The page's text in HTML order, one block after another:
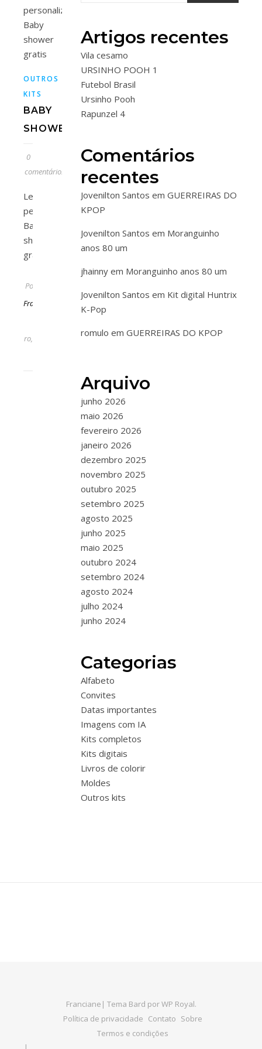
OUTROS
KITS
BABY
SHOWER
0
comentários
Lembrancinha
personalizada
Baby
shower
gratis
Por
Fran
Artigos recentes
Vila cesamo
URSINHO POOH 1
Futebol Brasil
Ursinho Pooh
Rapunzel 4
Comentários
recentes
Jovenilton Santos em GUERREIRAS DO
KPOP
Jovenilton Santos em Moranguinho
anos 80 um
jhainny em Moranguinho anos 80 um
Jovenilton Santos em Kit digital Huntrix
K-Pop
romulo em GUERREIRAS DO KPOP
Arquivo
junho 2026
maio 2026
fevereiro 2026
janeiro 2026
dezembro 2025
novembro 2025
outubro 2025
setembro 2025
agosto 2025
junho 2025
maio 2025
outubro 2024
setembro 2024
agosto 2024
julho 2024
junho 2024
Categorias
Alfabeto
Convites
Datas importantes
Imagens com IA
Kits completos
Kits digitais
Livros de colorir
Moldes
Outros kits
Franciane| Tema Bard porWP Royal.
Política de privacidade Contato Sobre
Termos e condições